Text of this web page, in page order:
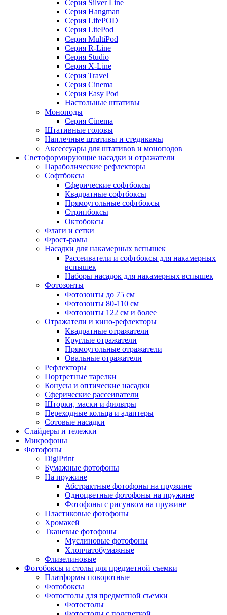
Серия Silver Line
Серия Hangman
Серия LifePOD
Серия LitePod
Серия MultiPod
Серия R-Line
Серия Studio
Серия X-Line
Серия Travel
Серия Cinema
Серия Easy Pod
Настольные штативы
Моноподы
Серия Cinema
Штативные головы
Наплечные штативы и стедикамы
Аксессуары для штативов и моноподов
Светоформирующие насадки и отражатели
Параболические рефлекторы
Софтбоксы
Сферические софтбоксы
Квадратные софтбоксы
Прямоугольные софтбоксы
Стрипбоксы
Октобоксы
Флаги и сетки
Фрост-рамы
Насадки для накамерных вспышек
Рассеиватели и софтбоксы для накамерных
вспышек
Наборы насадок для накамерных вспышек
Фотозонты
Фотозонты до 75 см
Фотозонты 80-110 см
Фотозонты 122 см и более
Отражатели и кино-рефлекторы
Квадратные отражатели
Круглые отражатели
Прямоугольные отражатели
Овальные отражатели
Рефлекторы
Портретные тарелки
Конусы и оптические насадки
Сферические рассеиватели
Шторки, маски и фильтры
Переходные кольца и адаптеры
Сотовые насадки
Слайдеры и тележки
Микрофоны
Фотофоны
DigiPrint
Бумажные фотофоны
На пружине
Абстрактные фотофоны на пружине
Одноцветные фотофоны на пружине
Фотофоны с рисунком на пружине
Пластиковые фотофоны
Хромакей
Тканевые фотофоны
Муслиновые фотофоны
Хлопчатобумажные
Флизелиновые
Фотобоксы и столы для предметной съемки
Платформы поворотные
Фотобоксы
Фотостолы для предметной съемки
Фотостолы